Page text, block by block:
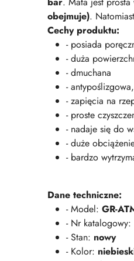
obejmuje).
Cechy produktu:
- posiada
- duża
- dmuchana
-
- zapięcia na
- proste
- nadaje się do
- duże
- bardzo
Dane techniczne:
- Model: GR-
- Nr katalogowy:
- Stan: nowy
- Kolor: